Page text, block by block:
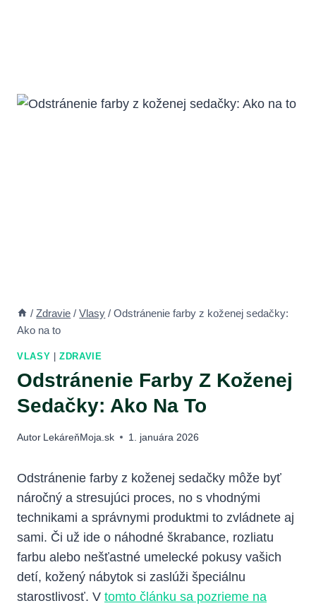
/ Zdravie / Vlasy / Odstránenie farby z koženej sedačky:
Ako na to
VLASY |ZDRAVIE
Odstránenie Farby Z Koženej
Sedačky: Ako Na To
Autor LekáreňMoja.sk 1. januára 2026
Odstránenie farby z koženej sedačky môže byť
náročný a stresujúci proces, no s vhodnými
technikami a správnymi produktmi to zvládnete aj
sami. Či už ide o náhodné škrabance, rozliatu
farbu alebo nešťastné umelecké pokusy vašich
detí, kožený nábytok si zaslúži špeciálnu
starostlivosť. V tomto článku sa pozrieme na